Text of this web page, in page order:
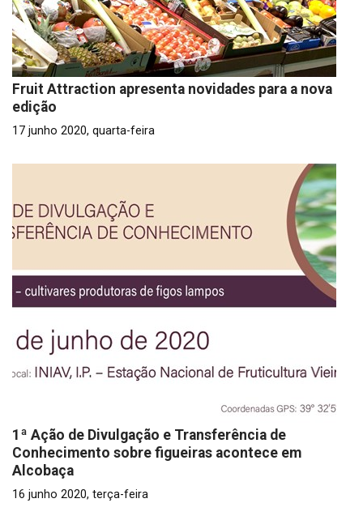
Fruit Attraction apresenta novidades para a nova
edição
17 junho 2020, quarta-feira
1ª Ação de Divulgação e Transferência de
Conhecimento sobre figueiras acontece em
Alcobaça
16 junho 2020, terça-feira